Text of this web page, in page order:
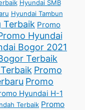
Hyundai SMB
Hyundai Tambun
Terbaik Promo
Hyundai
Bogor 2021
Terbaik
Promo
Promo
Hyundai H-1
Terbaik Promo